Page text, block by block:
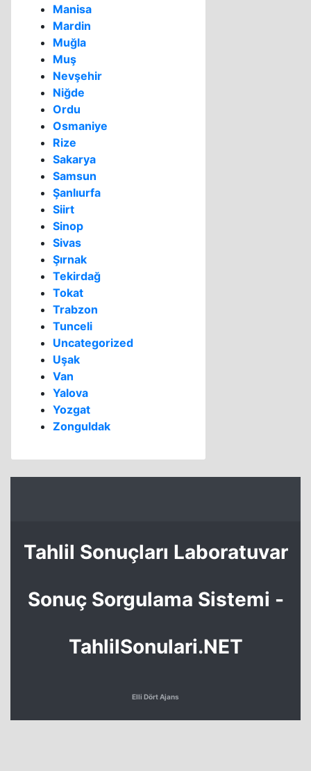
Manisa
Mardin
Muğla
Muş
Nevşehir
Niğde
Ordu
Osmaniye
Rize
Sakarya
Samsun
Şanlıurfa
Siirt
Sinop
Sivas
Şırnak
Tekirdağ
Tokat
Trabzon
Tunceli
Uncategorized
Uşak
Van
Yalova
Yozgat
Zonguldak
Tahlil Sonuçları Laboratuvar
Sonuç Sorgulama Sistemi -
TahlilSonulari.NET
Elli Dört Ajans